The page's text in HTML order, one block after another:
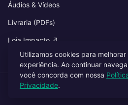
Áudios & Vídeos
Livraria (PDFs)
Loja Impacto ↗
© 2026 Impacto Publicações. Todos os
Utilizamos cookies para melhorar
experiência. Ao continuar
você concorda com nossa
Privacidade.